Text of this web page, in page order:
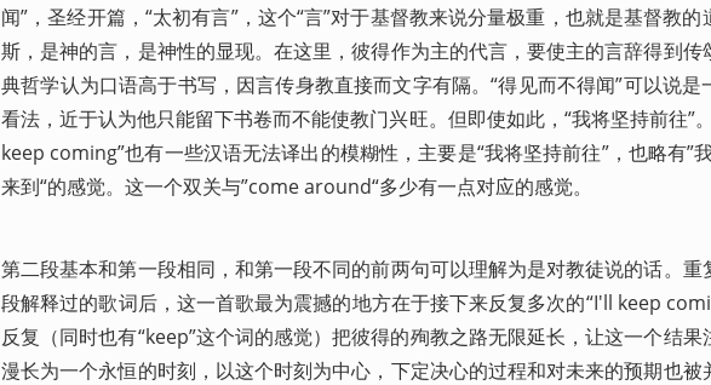
闻”，圣经开篇，“太初有言”，这个“言”对于基督教来说分量极重，也就是基督教的
斯，是神的言，是神性的显现。在这里，彼得作为主的代言，要使主的言辞得到传
典哲学认为口语高于书写，因言传身教直接而文字有隔。“得见而不得闻”可以说是
看法，近于认为他只能留下书卷而不能使教门兴旺。但即使如此，“我将坚持前往”
keep coming”也有一些汉语无法译出的模糊性，主要是“我将坚持前往”，也略有”
来到“的感觉。这一个双关与”come around“多少有一点对应的感觉。
第二段基本和第一段相同，和第一段不同的前两句可以理解为是对教徒说的话。重
段解释过的歌词后，这一首歌最为震撼的地方在于接下来反复多次的“I'll keep
反复（同时也有“keep”这个词的感觉）把彼得的殉教之路无限延长，让这一个结果
漫长为一个永恒的时刻，以这个时刻为中心，下定决心的过程和对未来的预期也被